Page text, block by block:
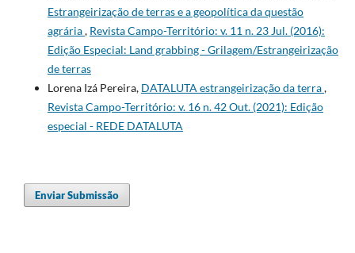
Estrangeirização de terras e a geopolítica da questão
agrária, Revista Campo-Território: v. 11 n. 23 Jul. (2016):
Edição Especial: Land grabbing - Grilagem/Estrangeirização
de terras
Lorena Izá Pereira, DATALUTA estrangeirização da terra,
Revista Campo-Território: v. 16 n. 42 Out. (2021): Edição
especial - REDE DATALUTA
Enviar Submissão